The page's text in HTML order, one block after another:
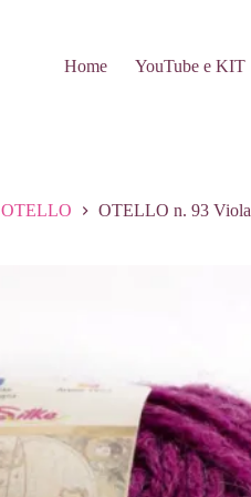
Home
YouTube e KIT
OTELLO OTELLO n. 93 Viola